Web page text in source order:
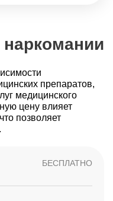
препаратов,
медицинского
цену влияет
позволяет
БЕСПЛАТНО